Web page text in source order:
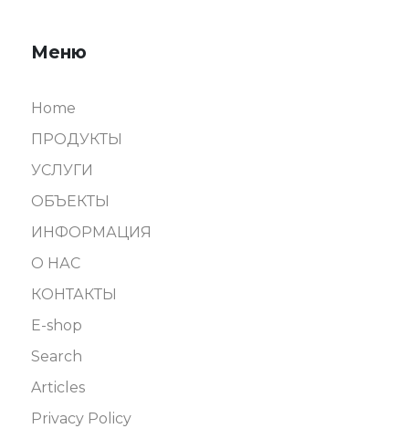
Меню
Home
ПРОДУКТЫ
УСЛУГИ
ОБЪЕКТЫ
ИНФOРМАЦИЯ
О НАС
КОНТАКТЫ
E-shop
Search
Articles
Privacy Policy